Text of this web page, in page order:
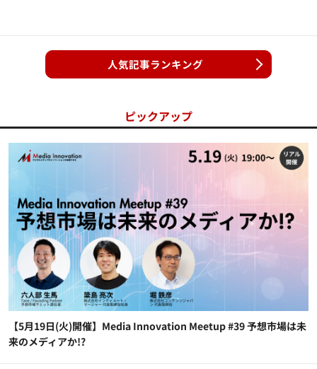
人気記事ランキング
ピックアップ
【5月19日(火)開催】Media Innovation Meetup #39 予想市場は未
来のメディアか!?